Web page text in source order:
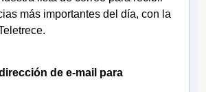
más importantes del día, con la
de e-mail para